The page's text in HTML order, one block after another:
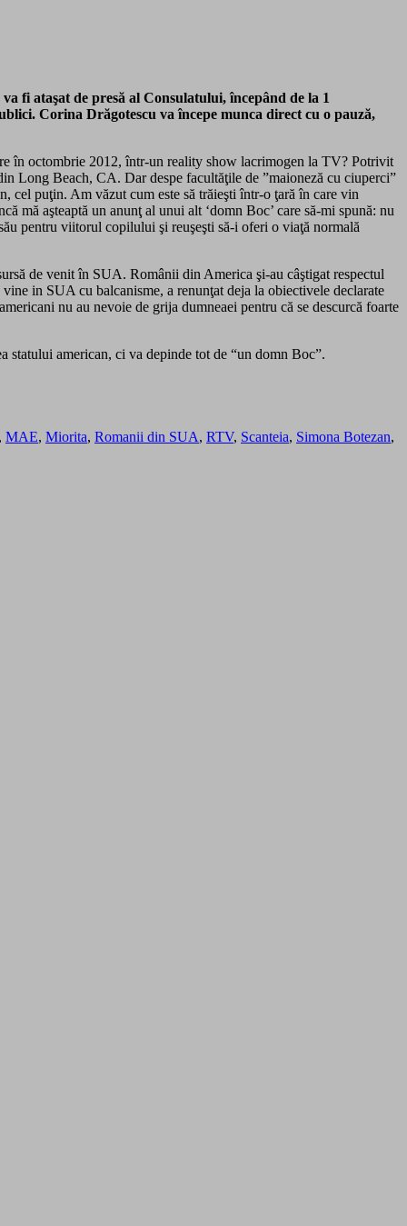
fi ataşat de presă al Consulatului, începând de la 1
Corina Drăgotescu va începe munca direct cu o pauză,
în octombrie 2012, într-un reality show lacrimogen la TV? Potrivit
Long Beach, CA. Dar despe facultăţile de ”maioneză cu ciuperci”
cel puţin. Am văzut cum este să trăieşti într-o ţară în care vin
mă aşteaptă un anunţ al unui alt ‘domn Boc’ care să-mi spună: nu
pentru viitorul copilului şi reuşeşti să-i oferi o viaţă normală
de venit în SUA. Românii din America şi-au câştigat respectul
in SUA cu balcanisme, a renunţat deja la obiectivele declarate
nu au nevoie de grija dumneaei pentru că se descurcă foarte
statului american, ci va depinde tot de “un domn Boc”.
, MAE, Miorita, Romanii din SUA, RTV, Scanteia, Simona Botezan,